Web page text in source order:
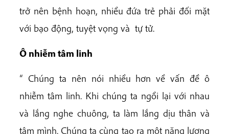
trở nên bệnh hoạn, nhiều đứa trẻ phải đối mặt
với bạo động, tuyệt vọng và tự tử.
Ô nhiễm tâm linh
“ Chúng ta nên nói nhiều hơn về vấn đề ô
nhiễm tâm linh. Khi chúng ta ngồi lại với nhau
và lắng nghe chuông, ta làm lắng dịu thân và
tâm mình. Chúng ta cùng tạo ra một năng lượng